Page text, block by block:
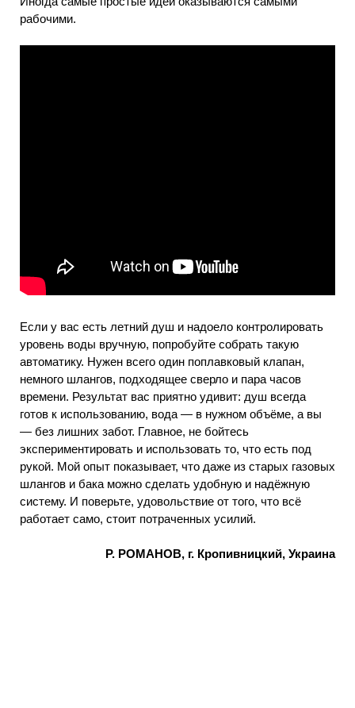
рабочими.
Если у вас есть летний душ и надоело контролировать
уровень воды вручную, попробуйте собрать такую
автоматику. Нужен всего один поплавковый клапан,
немного шлангов, подходящее сверло и пара часов
времени. Результат вас приятно удивит: душ всегда
готов к использованию, вода — в нужном объёме, а вы
— без лишних забот. Главное, не бойтесь
экспериментировать и использовать то, что есть под
рукой. Мой опыт показывает, что даже из старых газовых
шлангов и бака можно сделать удобную и надёжную
систему. И поверьте, удовольствие от того, что всё
работает само, стоит потраченных усилий.
Р. РОМАНОВ, г. Кропивницкий, Украина